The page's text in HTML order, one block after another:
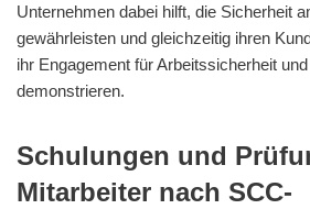
Unternehmen dabei hilft, die Sicherheit
gewährleisten und gleichzeitig ihren
ihr Engagement für Arbeitssicherheit
demonstrieren.
Schulungen und
Mitarbeiter nach SCC-